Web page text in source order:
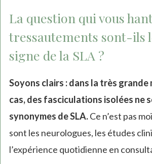
La question qui vous
tressautements sont-ils
signe de la SLA ?
Soyons clairs : dans la très grande
cas, des fasciculations isolées ne
synonymes de SLA.Ce n’est pas
sont les neurologues, les études
l’expérience quotidienne en